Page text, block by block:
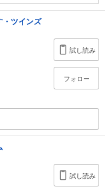
ツインズ
試し読み
フォロー
試し読み